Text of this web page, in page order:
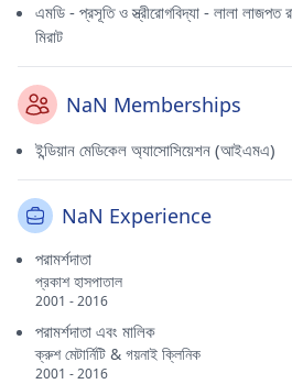
এমডি - প্রসূতি ও স্ত্রীরোগবিদ্যা - লালা লাজপত
মিরাট
NaN Memberships
ইন্ডিয়ান মেডিকেল অ্যাসোসিয়েশন (আইএমএ)
NaN Experience
পরামর্শদাতা
প্রকাশ হাসপাতাল
2001 - 2016
পরামর্শদাতা এবং মালিক
ক্রুশ মেটার্নিটি & গয়নাই ক্লিনিক
2001 - 2016